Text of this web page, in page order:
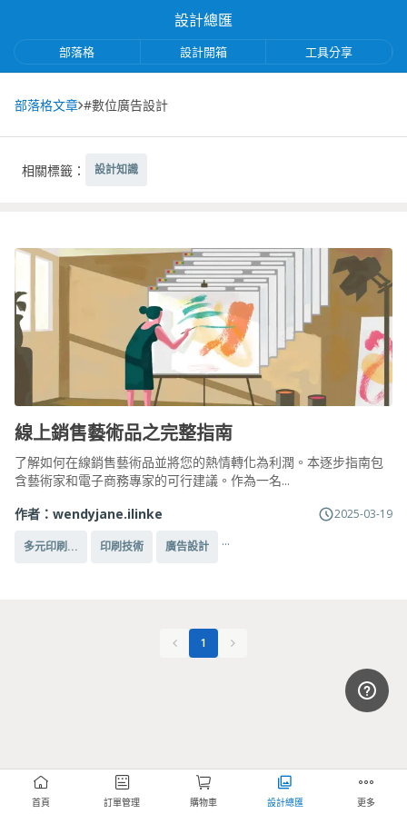
設計總匯
部落格 設計開箱 工具分享
部落格文章 #數位廣告設計
相關標籤： 設計知識
線上銷售藝術品之完整指南
了解如何在線銷售藝術品並將您的熱情轉化為利潤。本逐步指南包
含藝術家和電子商務專家的可行建議。作為一名...
作者： wendyjane.ilinke 2025-03-19
多元印刷... 印刷技術 廣告設計 ...
1
首頁 訂單管理 購物車 設計總匯 更多